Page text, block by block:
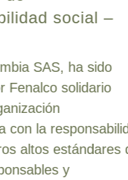
social –
SAS, ha sido
Fenalco solidario
con la
altos estándares
y